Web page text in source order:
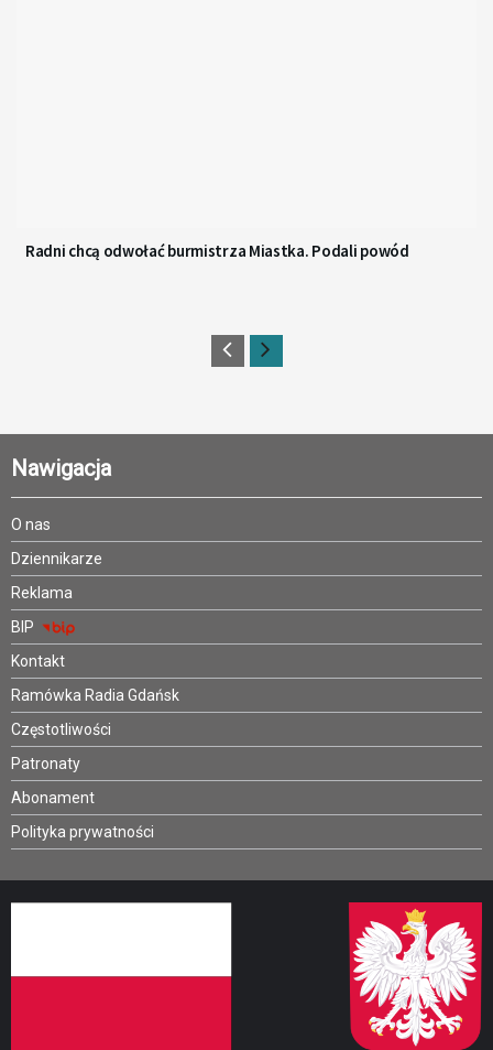
Radni chcą odwołać burmistrza Miastka. Podali powód
Nawigacja
O nas
Dziennikarze
Reklama
BIP
Kontakt
Ramówka Radia Gdańsk
Częstotliwości
Patronaty
Abonament
Polityka prywatności